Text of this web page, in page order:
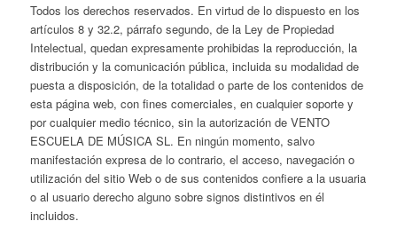
Todos los derechos reservados. En virtud de lo dispuesto en los
artículos 8 y 32.2, párrafo segundo, de la Ley de Propiedad
Intelectual, quedan expresamente prohibidas la reproducción, la
distribución y la comunicación pública, incluida su modalidad de
puesta a disposición, de la totalidad o parte de los contenidos de
esta página web, con fines comerciales, en cualquier soporte y
por cualquier medio técnico, sin la autorización de VENTO
ESCUELA DE MÚSICA SL. En ningún momento, salvo
manifestación expresa de lo contrario, el acceso, navegación o
utilización del sitio Web o de sus contenidos confiere a la usuaria
o al usuario derecho alguno sobre signos distintivos en él
incluidos.